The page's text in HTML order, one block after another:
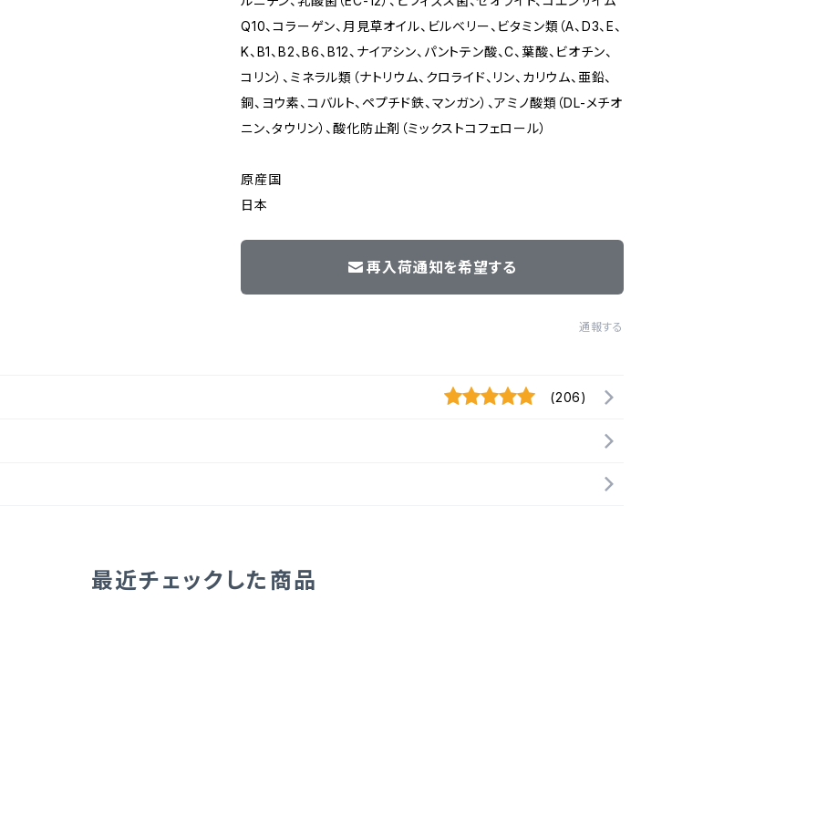
Q10、コラーゲン、月見草オイル、ビルベリー、ビタミン類（A、D3、E、
K、B1、B2、B6、B12、ナイアシン、パントテン酸、C、葉酸、ビオチン、
コリン）、ミネラル類（ナトリウム、クロライド、リン、カリウム、亜鉛、
銅、ヨウ素、コバルト、ペプチド鉄、マンガン）、アミノ酸類（DL-メチオ
ニン、タウリン）、酸化防止剤（ミックストコフェロール）
原産国
日本
再入荷通知を希望する
通報する
(206)
最近チェックした商品